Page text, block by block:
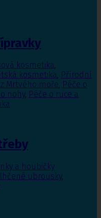
kosmetika,
kosmetika, Přírodní
Mrtvého moře, Péče o
nohy, Péče o ruce a
a houbičky
ubrousky,